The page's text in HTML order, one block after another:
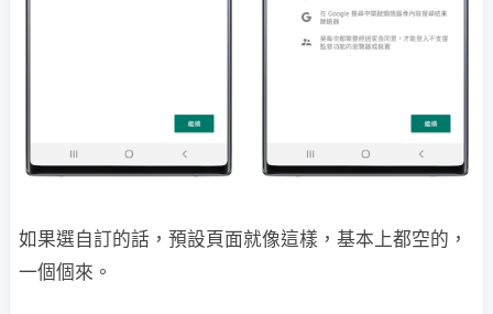
如果選自訂的話，預設頁面就像這樣，基本上都空的，
一個個來。